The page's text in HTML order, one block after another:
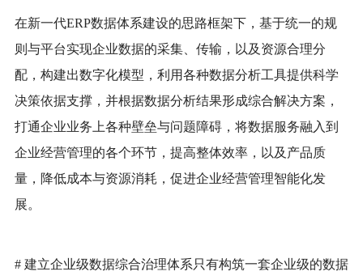
在新一代ERP数据体系建设的思路框架下，基于统一的规
则与平台实现企业数据的采集、传输，以及资源合理分
配，构建出数字化模型，利用各种数据分析工具提供科学
决策依据支撑，并根据数据分析结果形成综合解决方案，
打通企业业务上各种壁垒与问题障碍，将数据服务融入到
企业经营管理的各个环节，提高整体效率，以及产品质
量，降低成本与资源消耗，促进企业经营管理智能化发
展。
# 建立企业级数据综合治理体系 只有构筑一套企业级的数据